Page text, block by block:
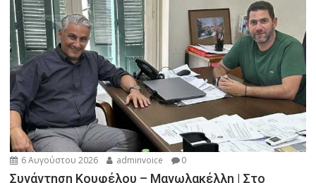
6 Αυγούστου 2026 adminvoice 0
Συνάντηση Κουφέλου – Μανωλακέλλη | Στο